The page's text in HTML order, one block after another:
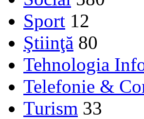
Sport 12
Ştiinţă 80
Tehnologia
Telefonie &
Turism 33